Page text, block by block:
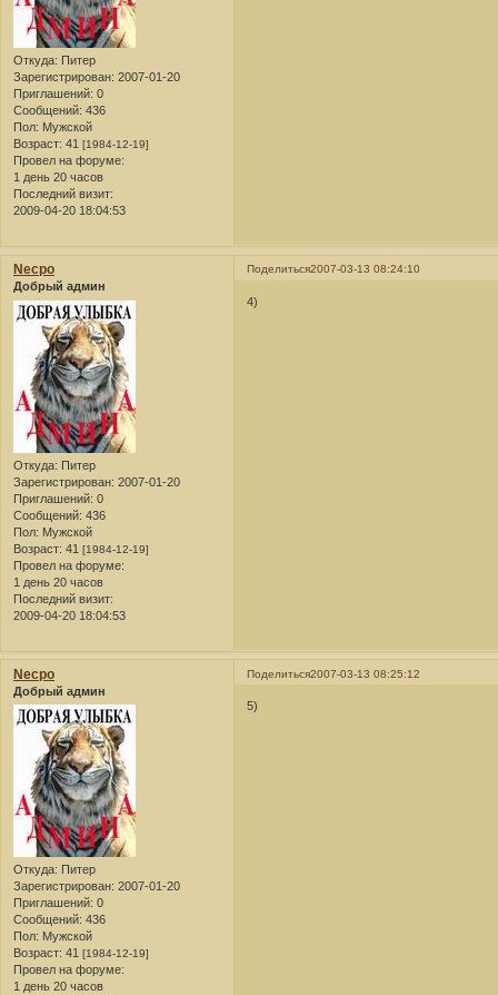
Откуда: Питер
Зарегистрирован: 2007-01-20
Приглашений: 0
Сообщений: 436
Пол: Мужской
Возраст: 41 [1984-12-19]
Провел на форуме:
1 день 20 часов
Последний визит:
2009-04-20 18:04:53
Поделиться2007-03-13 08:24:10
Necpo
Добрый админ
Откуда: Питер
Зарегистрирован: 2007-01-20
Приглашений: 0
Сообщений: 436
Пол: Мужской
Возраст: 41 [1984-12-19]
Провел на форуме:
1 день 20 часов
Последний визит:
2009-04-20 18:04:53
4)
Поделиться2007-03-13 08:25:12
Necpo
Добрый админ
Откуда: Питер
Зарегистрирован: 2007-01-20
Приглашений: 0
Сообщений: 436
Пол: Мужской
Возраст: 41 [1984-12-19]
Провел на форуме:
1 день 20 часов
5)